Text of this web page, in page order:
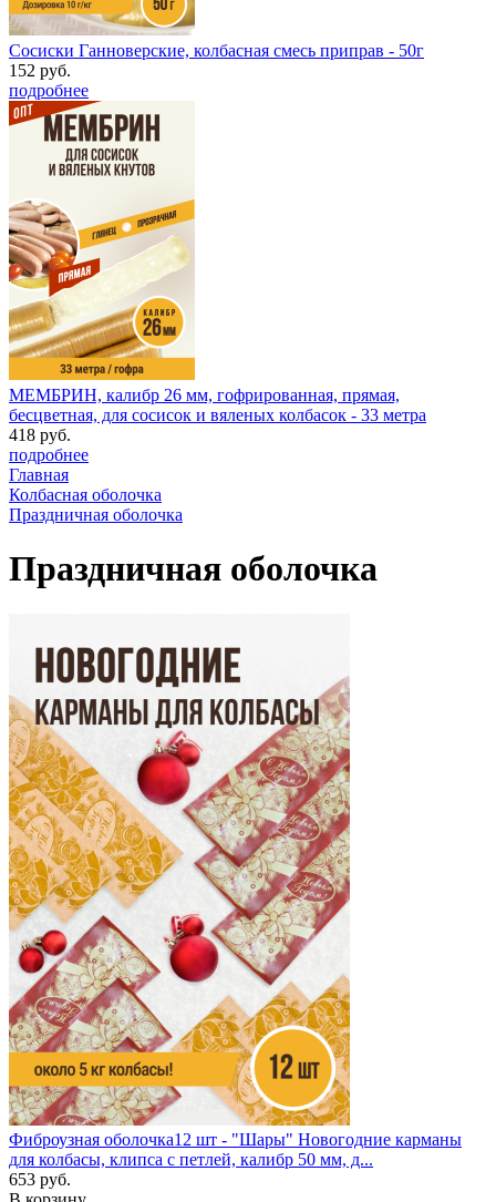
Сосиски Ганноверские, колбасная смесь приправ - 50г
152 руб.
подробнее
МЕМБРИН, калибр 26 мм, гофрированная, прямая,
бесцветная, для сосисок и вяленых колбасок - 33 метра
418 руб.
подробнее
Главная
Колбасная оболочка
Праздничная оболочка
Праздничная оболочка
Фиброузная оболочка12 шт - "Шары" Новогодние карманы
для колбасы, клипса с петлей, калибр 50 мм, д...
653 руб.